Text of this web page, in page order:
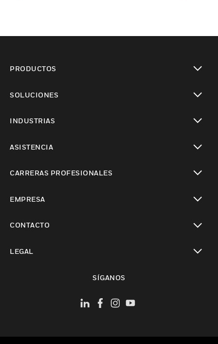
PRODUCTOS
SOLUCIONES
INDUSTRIAS
ASISTENCIA
CARRERAS PROFESIONALES
EMPRESA
CONTACTO
LEGAL
SÍGANOS